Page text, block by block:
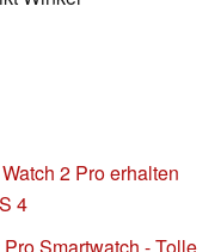
2 Pro erhalten
4